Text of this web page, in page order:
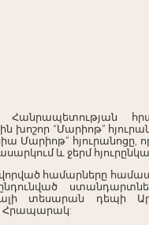
Հանրապետության
խոշոր “Մարիոթ”
Մարիոթ” հյուրանոցը,
և ջերմ
համարները
տեսարան դեպի
Հրապարակ: